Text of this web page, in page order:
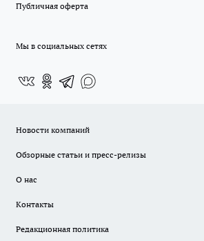
Публичная оферта
Мы в социальных сетях
Новости компаний
Обзорные статьи и пресс-релизы
О нас
Контакты
Редакционная политика